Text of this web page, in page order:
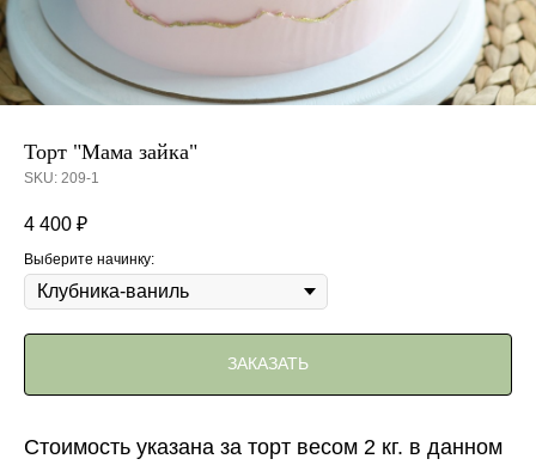
Торт "Мама зайка"
SKU: 209-1
4 400 ₽
Выберите начинку:
ЗАКАЗАТЬ
Стоимость указана за торт весом 2 кг. в данном